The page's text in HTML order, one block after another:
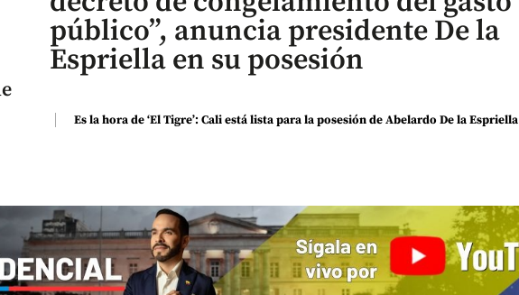
público”, anuncia presidente De la
Espriella en su posesión
Es la hora de ‘El Tigre’: Cali está lista para la posesión de Abelardo De la Espriella